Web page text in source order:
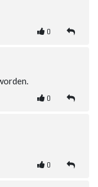
0
0
0